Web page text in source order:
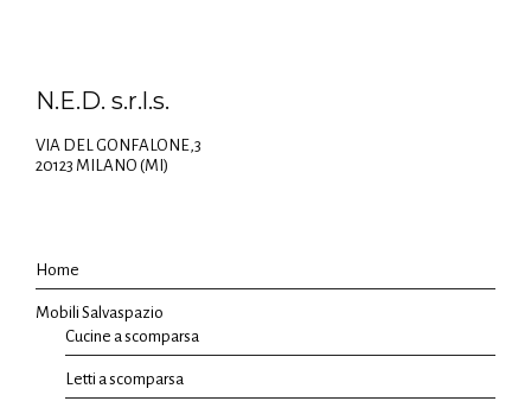
N.E.D. s.r.l.s.
VIA DEL GONFALONE,3
20123 MILANO (MI)
Home
Mobili Salvaspazio
Cucine a scomparsa
Letti a scomparsa